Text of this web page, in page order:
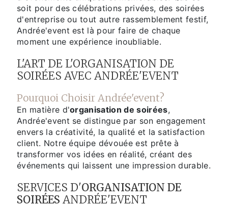
soit pour des célébrations privées, des soirées
d'entreprise ou tout autre rassemblement festif,
Andrée'event est là pour faire de chaque
moment une expérience inoubliable.
L'ART DE L'ORGANISATION DE
SOIRÉES AVEC ANDRÉE'EVENT
Pourquoi Choisir Andrée'event?
En matière d'organisation de soirées,
Andrée'event se distingue par son engagement
envers la créativité, la qualité et la satisfaction
client. Notre équipe dévouée est prête à
transformer vos idées en réalité, créant des
événements qui laissent une impression durable.
SERVICES D'ORGANISATION DE
SOIRÉES ANDRÉE'EVENT